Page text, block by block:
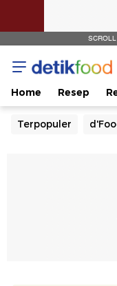
Home Resep
Terpopuler